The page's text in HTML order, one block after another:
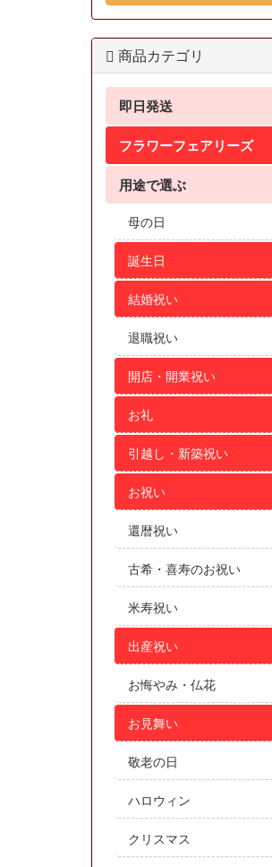
商品カテゴリ
即日発送
フラワーフェアリーズ
用途で選ぶ
母の日
誕生日
結婚祝い
退職祝い
開店・開業祝い
お礼
引越し・新築祝い
お祝い
還暦祝い
古希・喜寿のお祝い
米寿祝い
出産祝い
お悔やみ・仏花
お見舞い
敬老の日
ハロウィン
クリスマス